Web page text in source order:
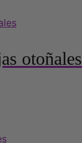
otoñales